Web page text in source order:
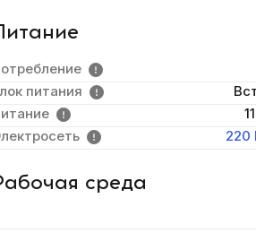
питания
220
среда